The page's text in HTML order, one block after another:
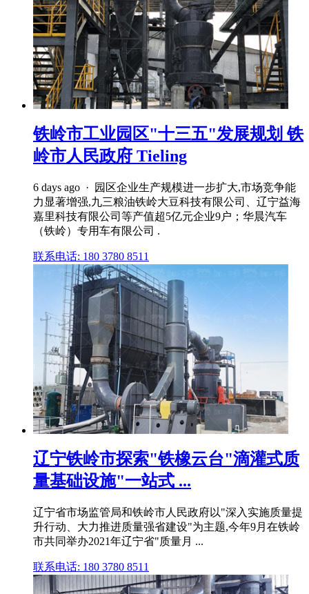
铁岭市工业园区"十三五"发展规划 铁
岭市人民政府 Tieling
6 days ago · 园区企业生产规模进一步扩大,市场竞争能
力显著增强,九三粮油铁岭大豆科技有限公司、辽宁益海
嘉里科技有限公司等产值超5亿元企业9户；华晨汽车
（铁岭）专用车有限公司 .
联系电话: 180 3780 8511
辽宁铁岭市探索"铁橡云台"滴灌式质
量基础设施"一站式 ...
辽宁省市场监管局和铁岭市人民政府以"深入实施质量提
升行动、大力推进质量强省建设"为主题,今年9月在铁岭
市共同举办2021年辽宁省"质量月 ...
联系电话: 180 3780 8511